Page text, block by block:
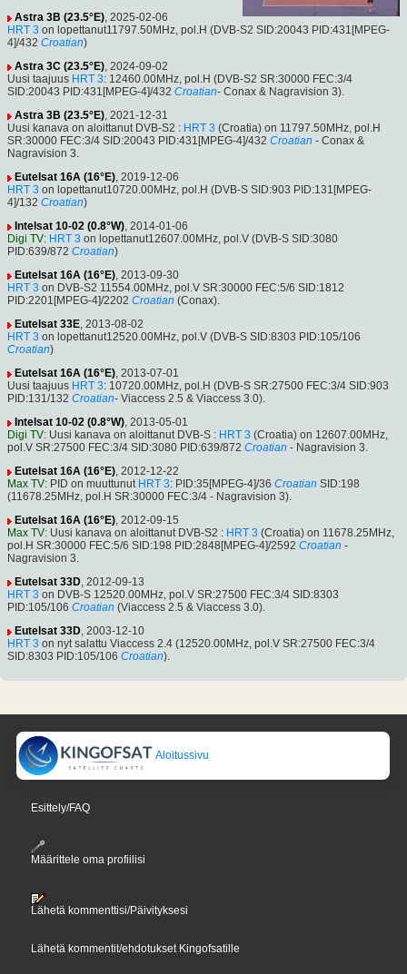
Astra 3B (23.5°E), 2025-02-06
HRT 3 on lopettanut11797.50MHz, pol.H (DVB-S2 SID:20043 PID:431[MPEG-
4]/432 Croatian)
Astra 3C (23.5°E), 2024-09-02
Uusi taajuus HRT 3: 12460.00MHz, pol.H (DVB-S2 SR:30000 FEC:3/4
SID:20043 PID:431[MPEG-4]/432 Croatian- Conax & Nagravision 3).
Astra 3B (23.5°E), 2021-12-31
Uusi kanava on aloittanut DVB-S2 : HRT 3 (Croatia) on 11797.50MHz, pol.H
SR:30000 FEC:3/4 SID:20043 PID:431[MPEG-4]/432 Croatian - Conax &
Nagravision 3.
Eutelsat 16A (16°E), 2019-12-06
HRT 3 on lopettanut10720.00MHz, pol.H (DVB-S SID:903 PID:131[MPEG-
4]/132 Croatian)
Intelsat 10-02 (0.8°W), 2014-01-06
Digi TV: HRT 3 on lopettanut12607.00MHz, pol.V (DVB-S SID:3080
PID:639/872 Croatian)
Eutelsat 16A (16°E), 2013-09-30
HRT 3 on DVB-S2 11554.00MHz, pol.V SR:30000 FEC:5/6 SID:1812
PID:2201[MPEG-4]/2202 Croatian (Conax).
Eutelsat 33E, 2013-08-02
HRT 3 on lopettanut12520.00MHz, pol.V (DVB-S SID:8303 PID:105/106
Croatian)
Eutelsat 16A (16°E), 2013-07-01
Uusi taajuus HRT 3: 10720.00MHz, pol.H (DVB-S SR:27500 FEC:3/4 SID:903
PID:131/132 Croatian- Viaccess 2.5 & Viaccess 3.0).
Intelsat 10-02 (0.8°W), 2013-05-01
Digi TV: Uusi kanava on aloittanut DVB-S : HRT 3 (Croatia) on 12607.00MHz,
pol.V SR:27500 FEC:3/4 SID:3080 PID:639/872 Croatian - Nagravision 3.
Eutelsat 16A (16°E), 2012-12-22
Max TV: PID on muuttunut HRT 3: PID:35[MPEG-4]/36 Croatian SID:198
(11678.25MHz, pol.H SR:30000 FEC:3/4 - Nagravision 3).
Eutelsat 16A (16°E), 2012-09-15
Max TV: Uusi kanava on aloittanut DVB-S2 : HRT 3 (Croatia) on 11678.25MHz,
pol.H SR:30000 FEC:5/6 SID:198 PID:2848[MPEG-4]/2592 Croatian -
Nagravision 3.
Eutelsat 33D, 2012-09-13
HRT 3 on DVB-S 12520.00MHz, pol.V SR:27500 FEC:3/4 SID:8303
PID:105/106 Croatian (Viaccess 2.5 & Viaccess 3.0).
Eutelsat 33D, 2003-12-10
HRT 3 on nyt salattu Viaccess 2.4 (12520.00MHz, pol.V SR:27500 FEC:3/4
SID:8303 PID:105/106 Croatian).
Aloitussivu
Esittely/FAQ
Määrittele oma profiilisi
Lähetä kommenttisi/Päivityksesi
Lähetä kommentit/ehdotukset Kingofsatille